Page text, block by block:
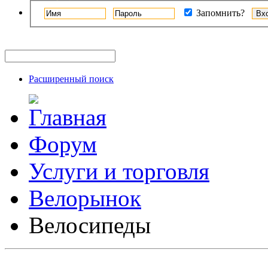
Запомнить?
Расширенный поиск
Форум
Услуги и торговля
Велорынок
Велосипеды